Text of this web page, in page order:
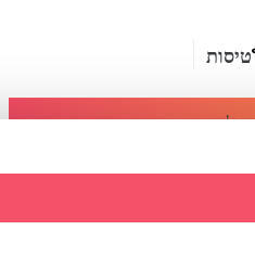
טיסות
מומלץ